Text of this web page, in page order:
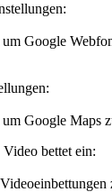
Google
Google Maps
bettet ein: